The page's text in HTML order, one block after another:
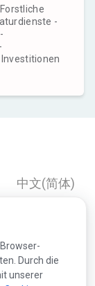
-
Durch die
unserer
中文(简体)